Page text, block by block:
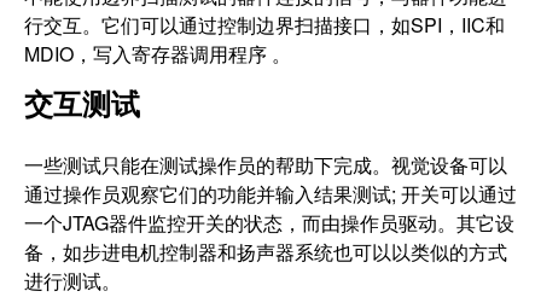
行交互。它们可以通过控制边界扫描接口，如SPI，IIC和
MDIO，写入寄存器调用程序 。
交互测试
一些测试只能在测试操作员的帮助下完成。视觉设备可以
通过操作员观察它们的功能并输入结果测试; 开关可以通过
一个JTAG器件监控开关的状态，而由操作员驱动。其它设
备，如步进电机控制器和扬声器系统也可以以类似的方式
进行测试。